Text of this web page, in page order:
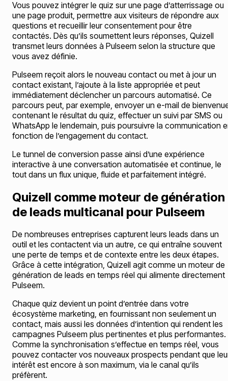
Vous pouvez intégrer le quiz sur une page d’atterrissage ou
une page produit, permettre aux visiteurs de répondre aux
questions et recueillir leur consentement pour être
contactés. Dès qu’ils soumettent leurs réponses, Quizell
transmet leurs données à Pulseem selon la structure que
vous avez définie.
Pulseem reçoit alors le nouveau contact ou met à jour un
contact existant, l’ajoute à la liste appropriée et peut
immédiatement déclencher un parcours automatisé. Ce
parcours peut, par exemple, envoyer un e-mail de
contenant le résultat du quiz, effectuer un suivi par SMS ou
WhatsApp le lendemain, puis poursuivre la communication
fonction de l’engagement du contact.
Le tunnel de conversion passe ainsi d’une expérience
interactive à une conversation automatisée et continue, le
tout dans un flux unique, fluide et parfaitement intégré.
Quizell comme moteur de génération
de leads multicanal pour Pulseem
De nombreuses entreprises capturent leurs leads dans un
outil et les contactent via un autre, ce qui entraîne souvent
une perte de temps et de contexte entre les deux étapes.
Grâce à cette intégration, Quizell agit comme un moteur de
génération de leads en temps réel qui alimente directement
Pulseem.
Chaque quiz devient un point d’entrée dans votre
écosystème marketing, en fournissant non seulement un
contact, mais aussi les données d’intention qui rendent les
campagnes Pulseem plus pertinentes et plus performantes.
Comme la synchronisation s’effectue en temps réel, vous
pouvez contacter vos nouveaux prospects pendant que
intérêt est encore à son maximum, via le canal qu’ils
préfèrent.